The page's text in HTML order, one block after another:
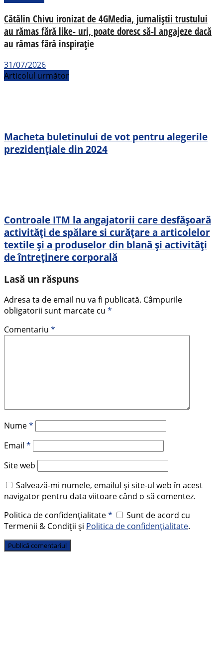
Cătălin Chivu ironizat de 4GMedia, jurnaliștii trustului
au rămas fără like- uri, poate doresc să-l angajeze dacă
au rămas fără inspirație
31/07/2026
Articolul următor
Macheta buletinului de vot pentru alegerile
prezidențiale din 2024
Controale ITM la angajatorii care desfăşoară
activități de spălare si curățare a articolelor
textile și a produselor din blană și activități
de întreținere corporală
Lasă un răspuns
Adresa ta de email nu va fi publicată. Câmpurile
obligatorii sunt marcate cu *
Comentariu *
Nume*
Email *
Site web
Salvează-mi numele, emailul și site-ul web în acest
navigator pentru data viitoare când o să comentez.
Politica de confidențialitate*
Sunt de acord cu
Termenii & Condiții și Politica de confidențialitate.